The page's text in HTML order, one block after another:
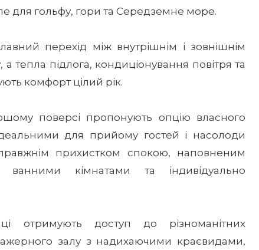
для гольфу, гори та Середземне море.
перехід між внутрішнім і зовнішнім
підлога, кондиціонування повітря та
комфорт цілий рік.
поверсі пропонують опцію власного
для прийому гостей і насолоди
прихистком спокою, наповненим
кімнатами та індивідуально
отримують доступ до різноманітних
залу з надихаючими краєвидами,